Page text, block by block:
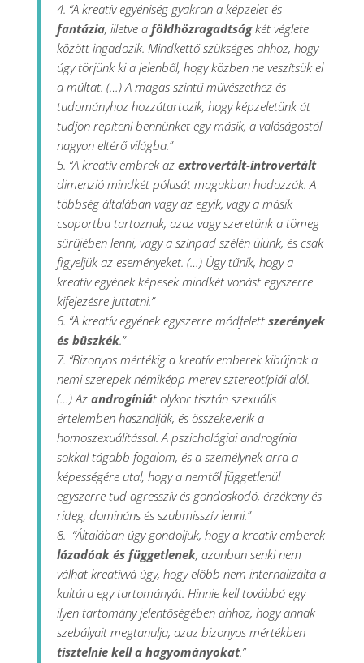
4. “A kreatív egyéniség gyakran a képzelet és
fantázia, illetve a földhözragadtságkét véglete
között ingadozik. Mindkettő szükséges ahhoz, hogy
úgy törjünk ki a jelenből, hogy közben ne veszítsük el
a múltat. (…) A magas szintű művészethez és
tudományhoz hozzátartozik, hogy képzeletünk át
tudjon repíteni bennünket egy másik, a valóságostól
nagyon eltérő világba.”
5. “A kreatív embrek az extrovertált-introvertált
dimenzió mindkét pólusát magukban hodozzák. A
többség általában vagy az egyik, vagy a másik
csoportba tartoznak, azaz vagy szeretünk a tömeg
sűrűjében lenni, vagy a színpad szélén ülünk, és csak
figyeljük az eseményeket. (…) Úgy tűnik, hogy a
kreatív egyének képesek mindkét vonást egyszerre
kifejezésre juttatni.”
6. “A kreatív egyének egyszerre módfelett szerények
és büszkék.”
7. “Bizonyos mértékig a kreatív emberek kibújnak a
nemi szerepek némiképp merev sztereotípiái alól.
(…) Az androgíniát olykor tisztán szexuális
értelemben használják, és összekeverik a
homoszexuálitással. A pszichológiai androgínia
sokkal tágabb fogalom, és a személynek arra a
képességére utal, hogy a nemtől függetlenül
egyszerre tud agresszív és gondoskodó, érzékeny és
rideg, domináns és szubmisszív lenni.”
8. “Általában úgy gondoljuk, hogy a kreatív emberek
lázadóak és függetlenek, azonban senki nem
válhat kreatívvá úgy, hogy előbb nem internalizálta a
kultúra egy tartományát. Hinnie kell továbbá egy
ilyen tartomány jelentőségében ahhoz, hogy annak
szebályait megtanulja, azaz bizonyos mértékben
tisztelnie kell a hagyományokat.”